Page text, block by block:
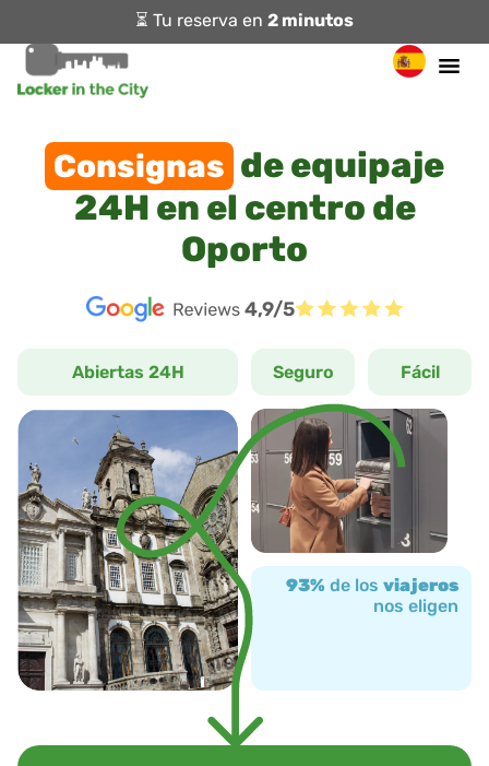
⏳ Tu reserva en 2 minutos
Consignas de equipaje
24H en el centro de
Oporto
4,9/5
93% de los viajeros
nos eligen
Seguro Fácil
Abiertas 24H